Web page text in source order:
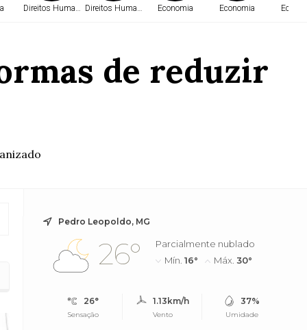
Direitos HumanosDireitos Humanos Economia Economia
de reduzir
Pedro Leopoldo, MG
26°
Parcialmente nublado
Mín.16° Máx.30°
26°
Sensação
1.13km/h
Vento
37%
Umidade